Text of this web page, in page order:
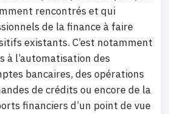
rencontrés et qui
de la finance à faire
existants. C’est notamment
à l’automatisation des
bancaires, des opérations
de crédits ou encore de la
financiers d’un point de vue